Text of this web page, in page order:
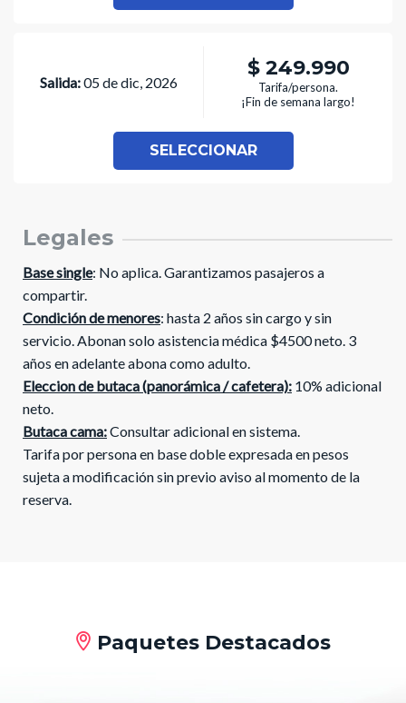
Salida:05 de dic, 2026
$ 249.990
Tarifa/persona.
¡Fin de semana largo!
SELECCIONAR
Legales
Base single: No aplica. Garantizamos pasajeros a
compartir.
Condición de menores: hasta 2 años sin cargo y sin
servicio. Abonan solo asistencia médica $4500 neto. 3
años en adelante abona como adulto.
Eleccion de butaca (panorámica / cafetera): 10% adicional
neto.
Butaca cama:Consultar adicional en sistema.
Tarifa por persona en base doble expresada en pesos
sujeta a modificación sin previo aviso al momento de la
reserva.
Paquetes Destacados